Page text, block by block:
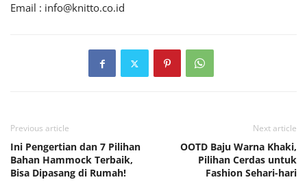
Email : info@knitto.co.id
Previous article
Ini Pengertian dan 7 Pilihan
Bahan Hammock Terbaik,
Bisa Dipasang di Rumah!
Next article
OOTD Baju Warna Khaki,
Pilihan Cerdas untuk
Fashion Sehari-hari